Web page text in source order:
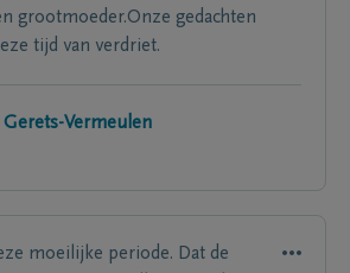
grootmoeder.Onze gedachten
tijd van verdriet.
Vermeulen
moeilijke periode. Dat de